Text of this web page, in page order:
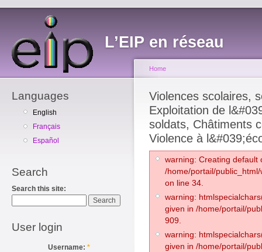
L’EIP en réseau
Languages
English
Français
Español
Search
Search this site:
User login
Username: *
Home
Violences scolaires,
Exploitation de
soldats, Châtiments
Violence à
warning: Creating default
/home/portail/
on line 34.
warning:
given in /home/portail/
909.
warning:
given in /home/portail/